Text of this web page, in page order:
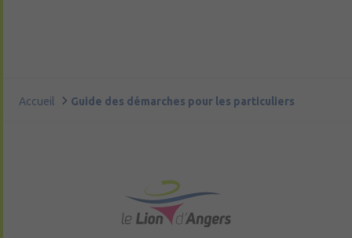
Accueil Guide des démarches pour les particuliers